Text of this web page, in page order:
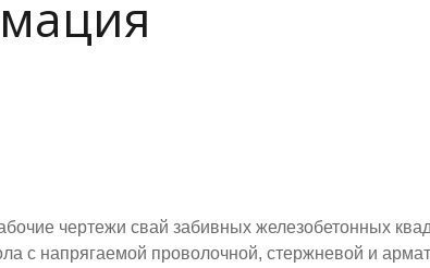
чертежи свай забивных железобетонных
с напрягаемой проволочной, стержневой и